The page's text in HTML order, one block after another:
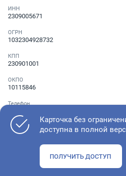
ИНН
2309005671
ОГРН
1032304928732
КПП
230901001
ОКПО
10115846
Телефон
Как оценить состояние компании
Карточка без
доступна в полной
ПОЛУЧИТЬ ДОСТУП